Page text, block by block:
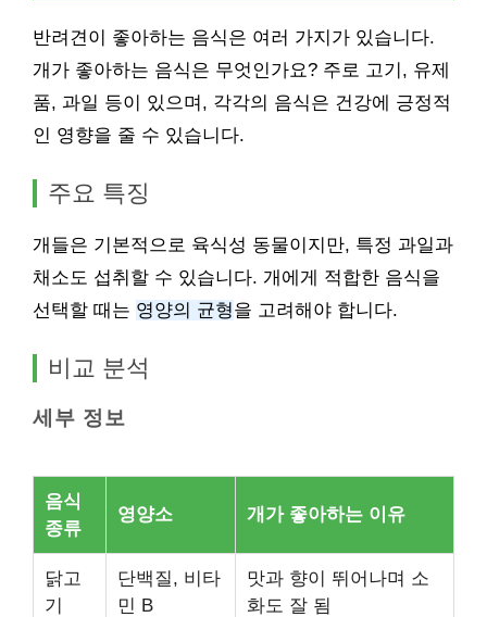
반려견이 좋아하는 음식은 여러 가지가 있습니다.
개가 좋아하는 음식은 무엇인가요? 주로 고기, 유제
품, 과일 등이 있으며, 각각의 음식은 건강에 긍정적
인 영향을 줄 수 있습니다.
주요 특징
개들은 기본적으로 육식성 동물이지만, 특정 과일과
채소도 섭취할 수 있습니다. 개에게 적합한 음식을
선택할 때는 영양의 균형을 고려해야 합니다.
비교 분석
세부 정보
음식
종류
영양소 개가 좋아하는 이유
닭고
기
단백질, 비타
민 B
맛과 향이 뛰어나며 소
화도 잘 됨